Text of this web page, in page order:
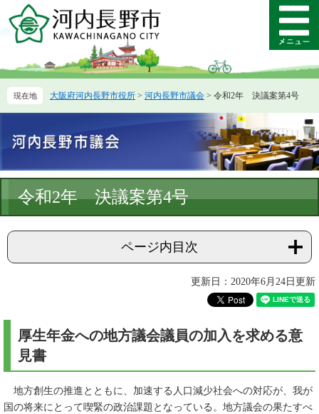
ー
先
す。
ニ
を
し
へ
メ
ニ
ー
大阪府河内長野市役所 > 河内長野市議会 > 令和2年 決議案第4号
文
令和2年 決議案第4号
ページ内目次
更新日：2020年6月24日更新
厚生年金への地方議会議員の加入を求める意
見書
地方創生の推進とともに、加速する人口減少社会への対応が、我が
国の将来にとって喫緊の政治課題となっている。地方議会の果たすべ